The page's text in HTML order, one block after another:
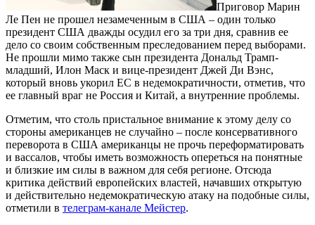
Приговор Марин
Ле Пен не прошел незамеченным в США – один только
президент США дважды осудил его за три дня, сравнив ее
дело со своим собственным преследованием перед выборами.
Не прошли мимо также сын президента Дональд Трамп-
младший, Илон Маск и вице-президент Джей Ди Вэнс,
который вновь укорил ЕС в недемократичности, отметив, что
ее главный враг не Россия и Китай, а внутренние проблемы.
Отметим, что столь пристальное внимание к этому делу со
стороны американцев не случайно – после консервативного
переворота в США американцы не прочь переформатировать
и вассалов, чтобы иметь возможность опереться на понятные
и близкие им силы в важном для себя регионе. Отсюда
критика действий европейских властей, начавших открытую
и действительно недемократическую атаку на подобные силы,
отметили в телеграм-канале Мейстер.